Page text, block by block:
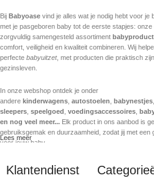
Bij Babyoase vind je alles wat je nodig hebt voor je
met je pasgeboren baby tot de eerste stapjes:
zorgvuldig samengesteld assortiment
comfort, veiligheid en kwaliteit combineren. Wij
perfecte babyuitzet, met producten die praktisch
gezinsleven.
In onze webshop ontdek je onder
andere kinderwagens autostoelen babynestjes
sleepers speelgoed voedingsaccessoires
en nog veel meer... Elk product in ons aanbod is
gebruiksgemak en duurzaamheid, zodat jij met
voor jouw baby.
Babyoase staat voor betrouwbare kwaliteit en
babymerken. We volgen de nieuwste trends in
Lees meer
Klantendienst